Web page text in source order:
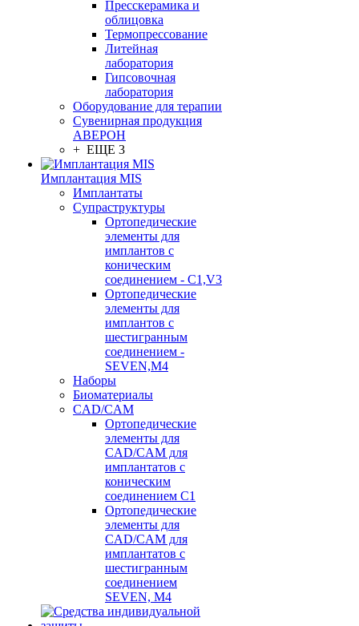
Пресскерамика и
облицовка
Термопрессование
Литейная
лаборатория
Гипсовочная
лаборатория
Оборудование для терапии
Сувенирная продукция
АВЕРОН
+ ЕЩЕ 3
Имплантация MIS
Имплантаты
Супраструктуры
Ортопедические
элементы для
имплантов с
коническим
соединением - C1,V3
Ортопедические
элементы для
имплантов с
шестигранным
соединением -
SEVEN,M4
Наборы
Биоматериалы
CAD/CAM
Ортопедические
элементы для
CAD/CAM для
имплантатов с
коническим
соединением С1
Ортопедические
элементы для
CAD/CAM для
имплантатов с
шестигранным
соединением
SEVEN, М4